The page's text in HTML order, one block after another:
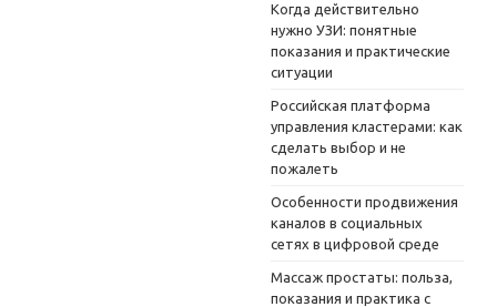
Когда действительно
нужно УЗИ: понятные
показания и практические
ситуации
Российская платформа
управления кластерами: как
сделать выбор и не
пожалеть
Особенности продвижения
каналов в социальных
сетях в цифровой среде
Массаж простаты: польза,
показания и практика с